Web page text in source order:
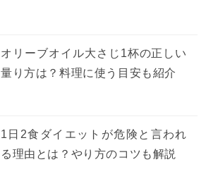
オリーブオイル大さじ1杯の正しい
量り方は？料理に使う目安も紹介
1日2食ダイエットが危険と言われ
る理由とは？やり方のコツも解説